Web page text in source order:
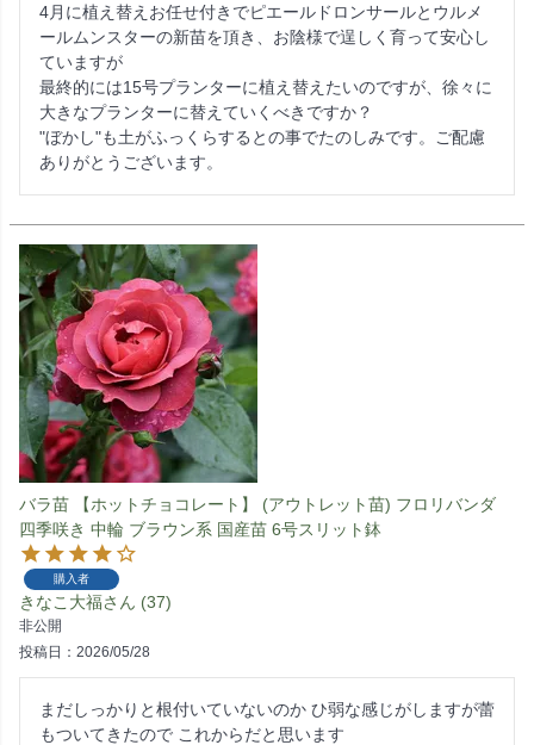
4月に植え替えお任せ付きでピエールドロンサールとウルメ
ールムンスターの新苗を頂き、お陰様で逞しく育って安心し
ていますが
最終的には15号プランターに植え替えたいのですが、徐々に
大きなプランターに替えていくべきですか？
"ぼかし"も土がふっくらするとの事でたのしみです。ご配慮
ありがとうございます。
バラ苗 【ホットチョコレート】 (アウトレット苗) フロリバンダ
四季咲き 中輪 ブラウン系 国産苗 6号スリット鉢
購入者
きなこ大福 37
非公開
投稿日
2026/05/28
まだしっかりと根付いていないのか ひ弱な感じがしますが蕾
もついてきたので これからだと思います